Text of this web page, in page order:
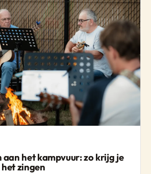
aan het kampvuur: zo krijg je
zingen